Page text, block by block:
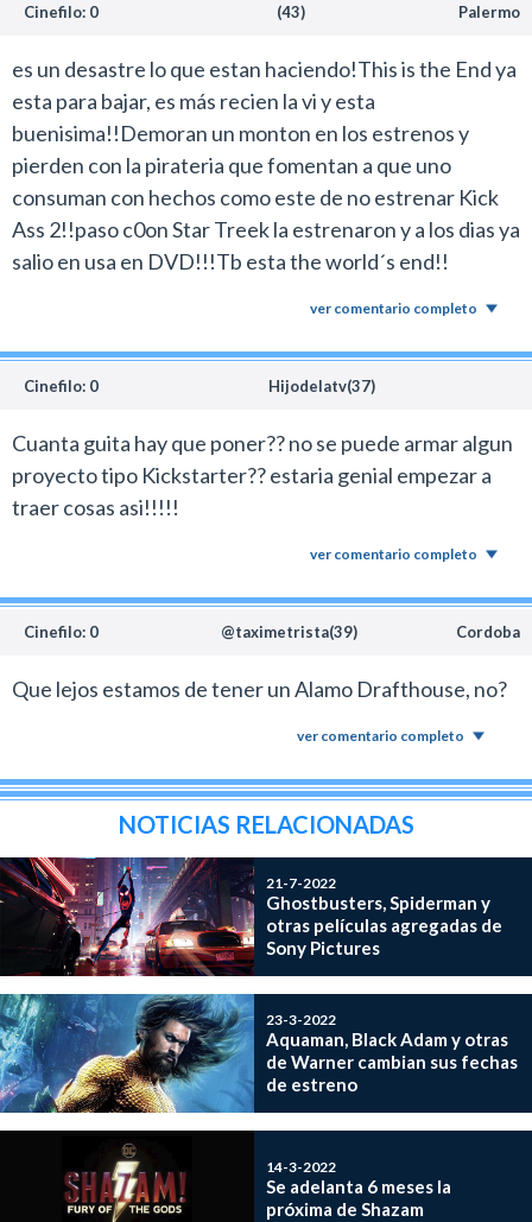
Cinefilo: 0 (43) Palermo
es un desastre lo que estan haciendo!This is the End ya
esta para bajar, es más recien la vi y esta
buenisima!!Demoran un monton en los estrenos y
pierden con la pirateria que fomentan a que uno
consuman con hechos como este de no estrenar Kick
Ass 2!!paso c0on Star Treek la estrenaron y a los dias ya
salio en usa en DVD!!!Tb esta the world´s end!!
ver comentario completo
Cinefilo: 0 Hijodelatv(37)
Cuanta guita hay que poner?? no se puede armar algun
proyecto tipo Kickstarter?? estaria genial empezar a
traer cosas asi!!!!!
ver comentario completo
Cinefilo: 0 @taximetrista(39) Cordoba
Que lejos estamos de tener un Alamo Drafthouse, no?
ver comentario completo
NOTICIAS RELACIONADAS
21-7-2022
Ghostbusters, Spiderman y
otras películas agregadas de
Sony Pictures
23-3-2022
Aquaman, Black Adam y otras
de Warner cambian sus fechas
de estreno
14-3-2022
Se adelanta 6 meses la
próxima de Shazam